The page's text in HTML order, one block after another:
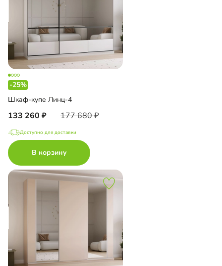
-25%
Шкаф-купе Линц-4
133 260 177 680
Доступно для доставки
В корзину